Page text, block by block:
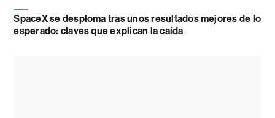
SpaceX se desploma tras unos resultados mejores de lo
esperado: claves que explican la caída